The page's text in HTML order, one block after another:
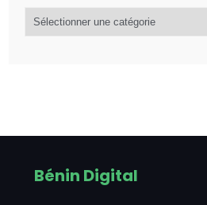
d’articles
Bénin Digital